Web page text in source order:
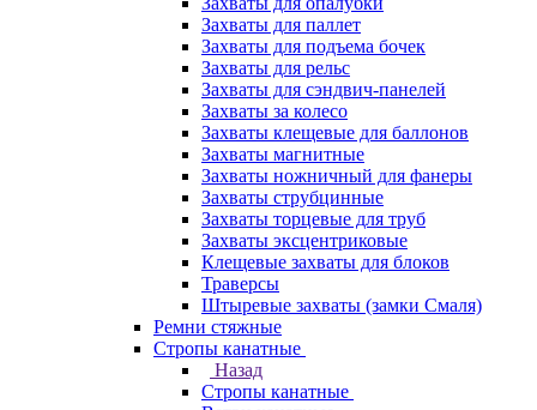
Захваты для паллет
Захваты для подъема бочек
Захваты для рельс
Захваты для сэндвич-панелей
Захваты за колесо
Захваты клещевые для баллонов
Захваты магнитные
Захваты ножничный для фанеры
Захваты струбцинные
Захваты торцевые для труб
Захваты эксцентриковые
Клещевые захваты для блоков
Траверсы
Штыревые захваты (замки Смаля)
Ремни стяжные
Стропы канатные
Назад
Стропы канатные